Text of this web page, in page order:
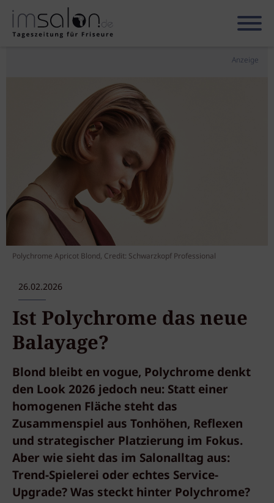
Anzeige
Polychrome Apricot Blond, Credit: Schwarzkopf Professional
26.02.2026
Ist Polychrome das neue
Balayage?
Blond bleibt en vogue, Polychrome denkt
den Look 2026 jedoch neu: Statt einer
homogenen Fläche steht das
Zusammenspiel aus Tonhöhen, Reflexen
und strategischer Platzierung im Fokus.
Aber wie sieht das im Salonalltag aus:
Trend-Spielerei oder echtes Service-
Upgrade? Was steckt hinter Polychrome?